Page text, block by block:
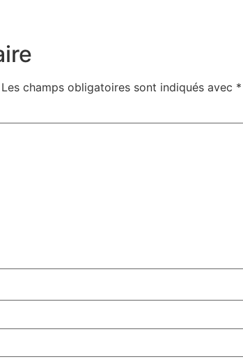
Les champs obligatoires sont indiqués avec *